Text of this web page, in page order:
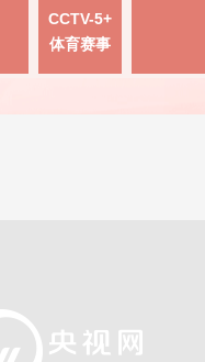
CCTV-5+
体育赛事